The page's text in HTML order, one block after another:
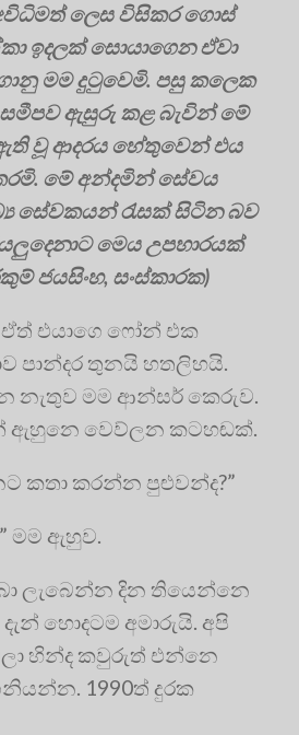
ලෙස විසිකර ගොස්
ඉදලක් සොයාගෙන ඒවා
මම දුටුවෙමි. පසු කලෙක
ඇසුරු කළ බැවින් මේ
වූ ආදරය හේතුවෙන් එය
මේ අන්දමින් සේවය
සේවකයන් රැසක් සිටින බව
මෙය උපහාරයක්
ජයසිංහ, සංස්කාරක)
ඒත් එයාගෙ ෆෝන් එක
පාන්දර තුනයි හතලිහයි.
නැතුව මම ආන්සර් කෙරුව.
ඇහුනෙ වෙව්ලන කටහඬක්.
කතා කරන්න පුළුවන්ද?”
මම ඇහුව.
ලැබෙන්න දින තියෙන්නෙ
හොදටම අමාරුයි. අපි
හින්ද කවුරුත් එන්නෙ
1990ත් දුරක